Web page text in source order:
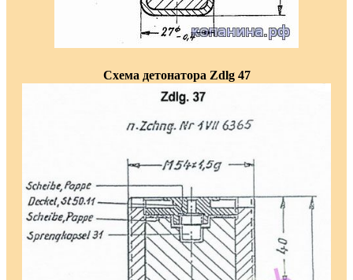
Схема детонатора Zdlg 47